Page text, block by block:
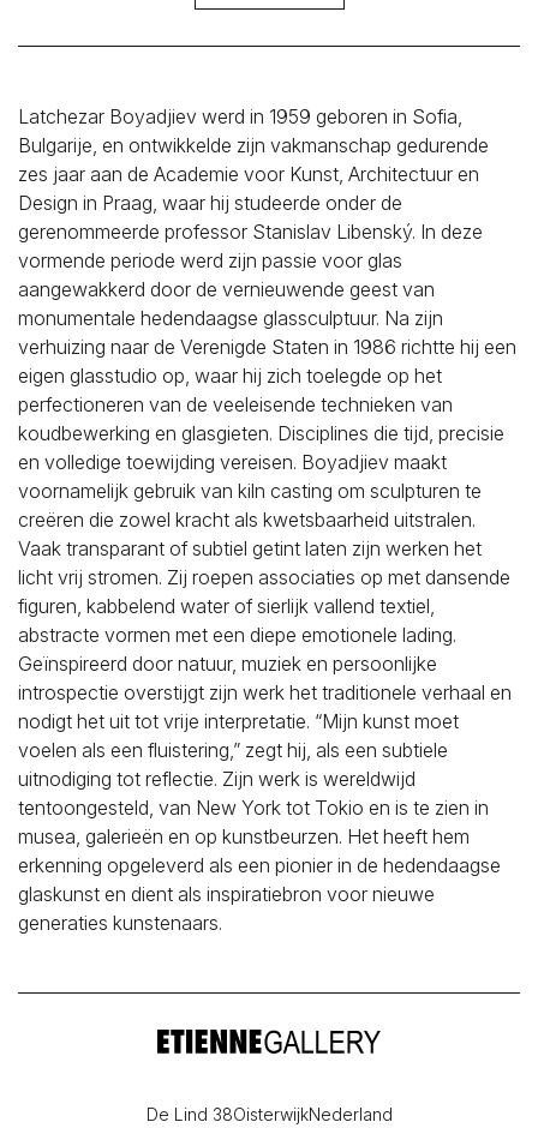
Latchezar Boyadjiev werd in 1959 geboren in Sofia,
Bulgarije, en ontwikkelde zijn vakmanschap gedurende
zes jaar aan de Academie voor Kunst, Architectuur en
Design in Praag, waar hij studeerde onder de
gerenommeerde professor Stanislav Libenský. In deze
vormende periode werd zijn passie voor glas
aangewakkerd door de vernieuwende geest van
monumentale hedendaagse glassculptuur. Na zijn
verhuizing naar de Verenigde Staten in 1986 richtte hij een
eigen glasstudio op, waar hij zich toelegde op het
perfectioneren van de veeleisende technieken van
koudbewerking en glasgieten. Disciplines die tijd, precisie
en volledige toewijding vereisen. Boyadjiev maakt
voornamelijk gebruik van kiln casting om sculpturen te
creëren die zowel kracht als kwetsbaarheid uitstralen.
Vaak transparant of subtiel getint laten zijn werken het
licht vrij stromen. Zij roepen associaties op met dansende
figuren, kabbelend water of sierlijk vallend textiel,
abstracte vormen met een diepe emotionele lading.
Geïnspireerd door natuur, muziek en persoonlijke
introspectie overstijgt zijn werk het traditionele verhaal en
nodigt het uit tot vrije interpretatie. “Mijn kunst moet
voelen als een fluistering,” zegt hij, als een subtiele
uitnodiging tot reflectie. Zijn werk is wereldwijd
tentoongesteld, van New York tot Tokio en is te zien in
musea, galerieën en op kunstbeurzen. Het heeft hem
erkenning opgeleverd als een pionier in de hedendaagse
glaskunst en dient als inspiratiebron voor nieuwe
generaties kunstenaars.
De Lind 38OisterwijkNederland